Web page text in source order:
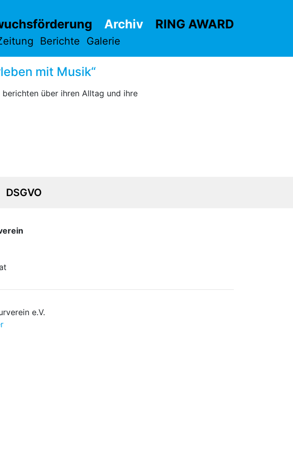
Archiv
Berichte Galerie
RING AWARD
mit Musik“
über ihren Alltag und ihre
DSGVO
e.V.